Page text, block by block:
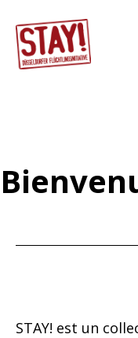
Inhalt
springen
STAY! est un